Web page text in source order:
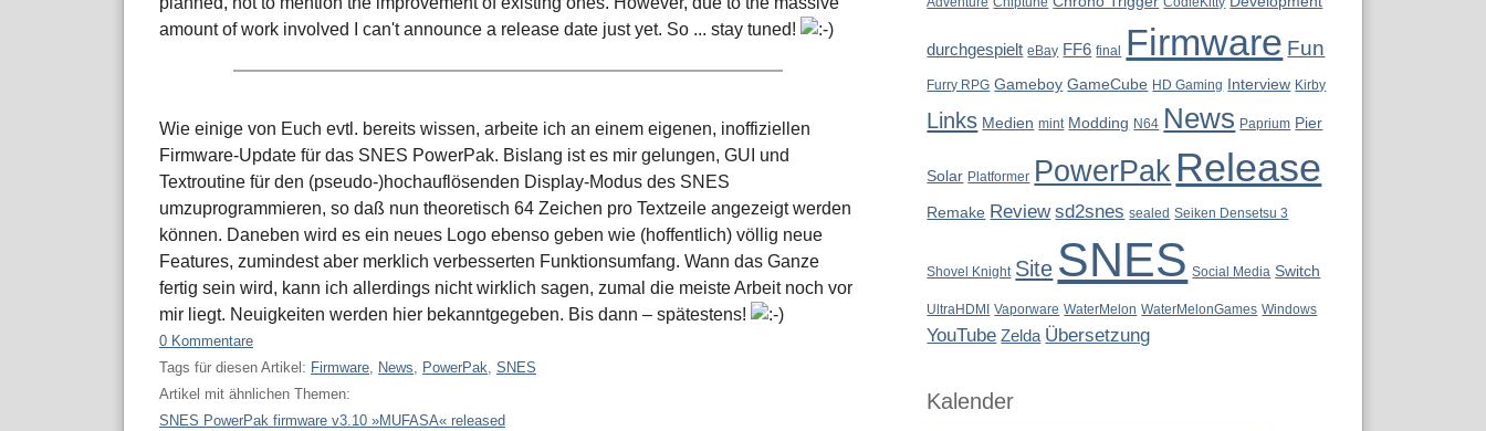
amount of work involved I can't announce a release date just yet. So ... stay tuned!
Wie einige von Euch evtl. bereits wissen, arbeite ich an einem eigenen, inoffiziellen
Firmware-Update für das SNES PowerPak. Bislang ist es mir gelungen, GUI und
Textroutine für den (pseudo-)hochauflösenden Display-Modus des SNES
umzuprogrammieren, so daß nun theoretisch 64 Zeichen pro Textzeile angezeigt werden
können. Daneben wird es ein neues Logo ebenso geben wie (hoffentlich) völlig neue
Features, zumindest aber merklich verbesserten Funktionsumfang. Wann das Ganze
fertig sein wird, kann ich allerdings nicht wirklich sagen, zumal die meiste Arbeit noch vor
mir liegt. Neuigkeiten werden hier bekanntgegeben. Bis dann – spätestens!
0 Kommentare
Tags für diesen Artikel: Firmware, News, PowerPak, SNES
Artikel mit ähnlichen Themen:
SNES PowerPak firmware v3.10 »MUFASA« released
durchgespielt eBay FF6 final Firmware Fun
Furry RPG Gameboy GameCube HD Gaming Interview Kirby
Links Medien mint Modding N64 News Paprium Pier
Solar Platformer PowerPak Release
Remake Review sd2snes sealed Seiken Densetsu 3
Shovel Knight Site SNES Social Media Switch
UltraHDMI Vaporware WaterMelon WaterMelonGames Windows
YouTube Zelda Übersetzung
Kalender